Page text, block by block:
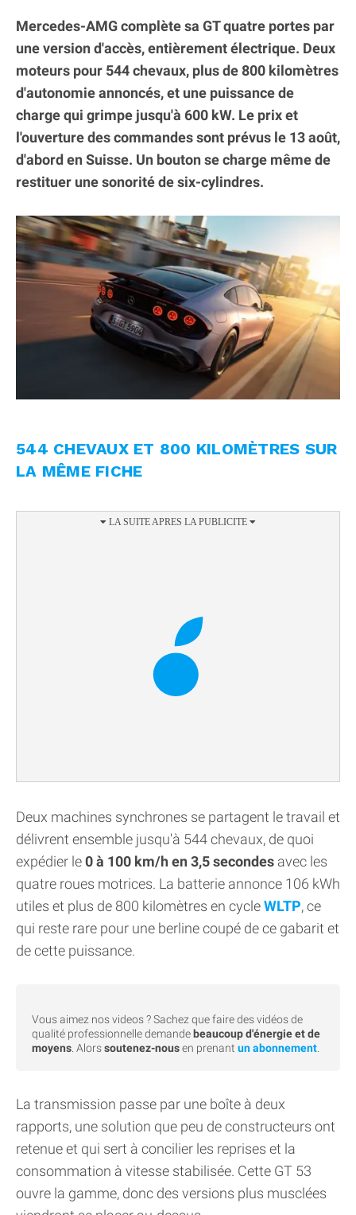
Mercedes-AMG complète sa GT quatre portes par
une version d'accès, entièrement électrique. Deux
moteurs pour 544 chevaux, plus de 800 kilomètres
d'autonomie annoncés, et une puissance de
charge qui grimpe jusqu'à 600 kW. Le prix et
l'ouverture des commandes sont prévus le 13 août,
d'abord en Suisse. Un bouton se charge même de
restituer une sonorité de six-cylindres.
544 CHEVAUX ET 800 KILOMÈTRES SUR
LA MÊME FICHE
Deux machines synchrones se partagent le travail et
délivrent ensemble jusqu'à 544 chevaux, de quoi
expédier le0 à 100 km/h en 3,5 secondes avec les
quatre roues motrices. La batterie annonce 106 kWh
utiles et plus de 800 kilomètres en cycleWLTP, ce
qui reste rare pour une berline coupé de ce gabarit et
de cette puissance.
Vous aimez nos videos ? Sachez que faire des vidéos de
qualité professionnelle demandebeaucoup d'énergie et de
moyens . Alorssoutenez-nousen prenant un abonnement
La transmission passe par une boîte à deux
rapports, une solution que peu de constructeurs ont
retenue et qui sert à concilier les reprises et la
consommation à vitesse stabilisée. Cette GT 53
ouvre la gamme, donc des versions plus musclées